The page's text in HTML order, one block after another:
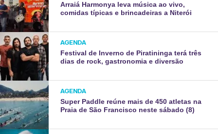
Arraiá Harmonya leva música ao vivo,
comidas típicas e brincadeiras a Niterói
AGENDA
Festival de Inverno de Piratininga terá três
dias de rock, gastronomia e diversão
AGENDA
Super Paddle reúne mais de 450 atletas na
Praia de São Francisco neste sábado (8)